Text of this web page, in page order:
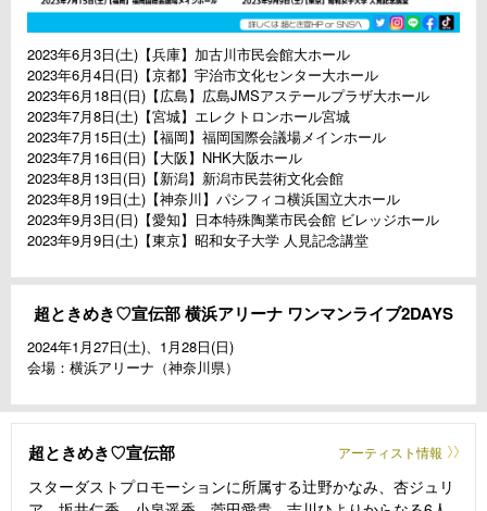
2023年6月3日(土)【兵庫】加古川市民会館大ホール
2023年6月4日(日)【京都】宇治市文化センター大ホール
2023年6月18日(日)【広島】広島JMSアステールプラザ大ホール
2023年7月8日(土)【宮城】エレクトロンホール宮城
2023年7月15日(土)【福岡】福岡国際会議場メインホール
2023年7月16日(日)【大阪】NHK大阪ホール
2023年8月13日(日)【新潟】新潟市民芸術文化会館
2023年8月19日(土)【神奈川】パシフィコ横浜国立大ホール
2023年9月3日(日)【愛知】日本特殊陶業市民会館 ビレッジホール
2023年9月9日(土)【東京】昭和女子大学 人見記念講堂
超ときめき♡宣伝部 横浜アリーナ ワンマンライブ2DAYS
2024年1月27日(土)、1月28日(日)
会場：横浜アリーナ（神奈川県）
超ときめき♡宣伝部 アーティスト情報
スターダストプロモーションに所属する辻野かなみ、杏ジュリ